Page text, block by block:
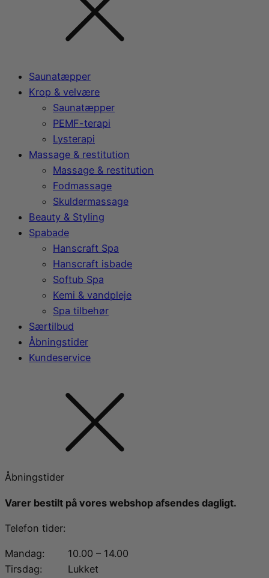
Saunatæpper
Krop & velvære
Saunatæpper
PEMF-terapi
Lysterapi
Massage & restitution
Massage & restitution
Fodmassage
Skuldermassage
Beauty & Styling
Spabade
Hanscraft Spa
Hanscraft isbade
Softub Spa
Kemi & vandpleje
Spa tilbehør
Særtilbud
Åbningstider
Kundeservice
Åbningstider
Varer bestilt på vores webshop afsendes dagligt.
Telefon tider:
Mandag:
10.00 – 14.00
Tirsdag:
Lukket